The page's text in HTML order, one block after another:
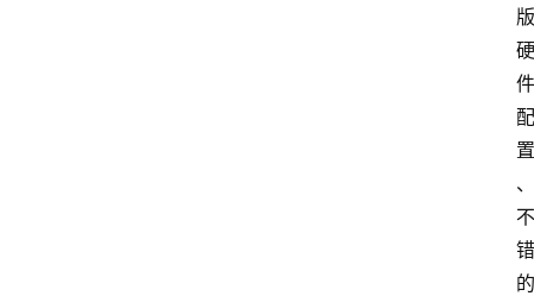
版
硬
件
配
置
、
不
错
的